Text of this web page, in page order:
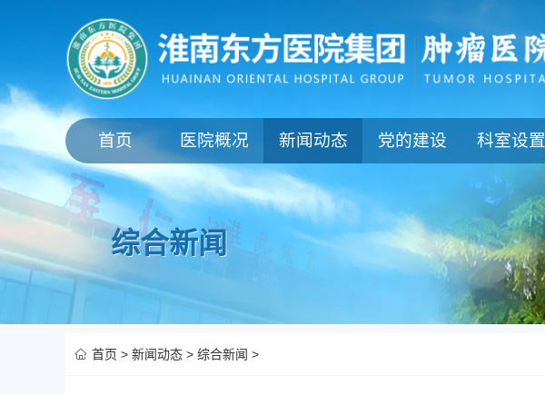
首页 医院概况 新闻动态 党的建设 科室设置
综合新闻
首页 > 新闻动态 > 综合新闻 >